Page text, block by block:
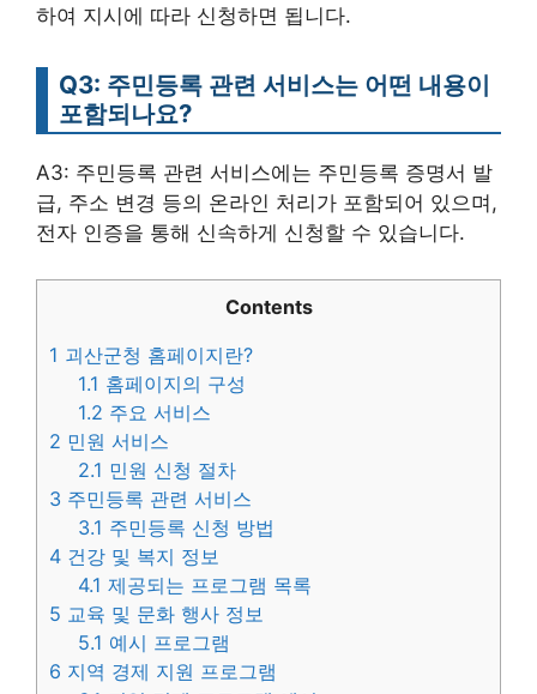
하여 지시에 따라 신청하면 됩니다.
Q3: 주민등록 관련 서비스는 어떤 내용이
포함되나요?
A3: 주민등록 관련 서비스에는 주민등록 증명서 발
급, 주소 변경 등의 온라인 처리가 포함되어 있으며,
전자 인증을 통해 신속하게 신청할 수 있습니다.
Contents
1 괴산군청 홈페이지란?
1.1 홈페이지의 구성
1.2 주요 서비스
2 민원 서비스
2.1 민원 신청 절차
3 주민등록 관련 서비스
3.1 주민등록 신청 방법
4 건강 및 복지 정보
4.1 제공되는 프로그램 목록
5 교육 및 문화 행사 정보
5.1 예시 프로그램
6 지역 경제 지원 프로그램